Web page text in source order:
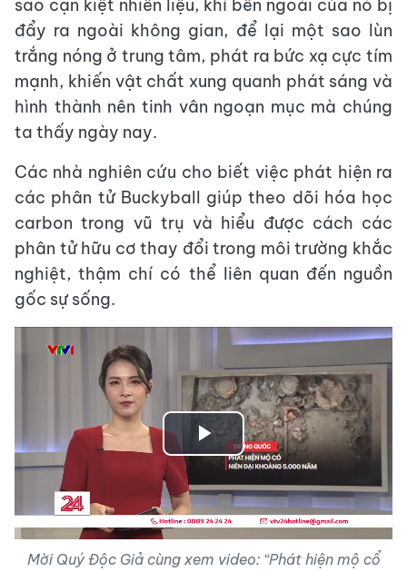
sao cạn kiệt nhiên liệu, khí bên ngoài của nó bị
đẩy ra ngoài không gian, để lại một sao lùn
trắng nóng ở trung tâm, phát ra bức xạ cực tím
mạnh, khiến vật chất xung quanh phát sáng và
hình thành nên tinh vân ngoạn mục mà chúng
ta thấy ngày nay.
Các nhà nghiên cứu cho biết việc phát hiện ra
các phân tử Buckyball giúp theo dõi hóa học
carbon trong vũ trụ và hiểu được cách các
phân tử hữu cơ thay đổi trong môi trường khắc
nghiệt, thậm chí có thể liên quan đến nguồn
gốc sự sống.
Play
Video
Mời Quý Độc Giả cùng xem video: “Phát hiện mộ cổ